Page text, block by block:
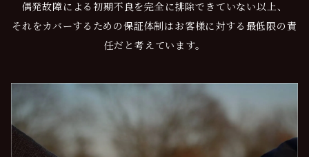
偶発故障による初期不良を完全に排除できていない以上、
それをカバーするための保証体制はお客様に対する最低限の責
任だと考えています。